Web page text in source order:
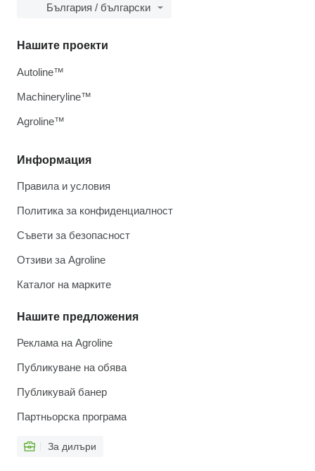
България / български
Информация
Правила и условия
Политика за конфиденциалност
Съвети за безопасност
Отзиви за Agroline
Каталог на марките
Нашите предложения
Реклама на Agroline
Публикуване на обява
Публикувай банер
Партньорска програма
За дилъри
Нашите проекти
Autoline™
Machineryline™
Agroline™